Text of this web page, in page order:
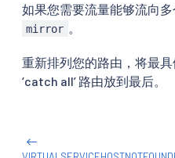
如果您需要流量能够流向
mirror
重新排列您的路由，将最
‘catch all’ 路由放到最后。